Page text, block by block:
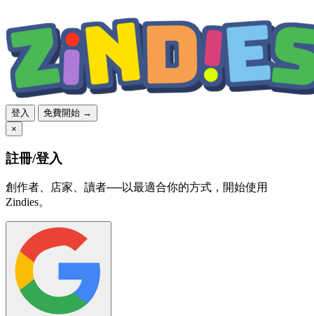
登入
免費開始 →
×
註冊/登入
創作者、店家、讀者──以最適合你的方式，開始使用
Zindies。